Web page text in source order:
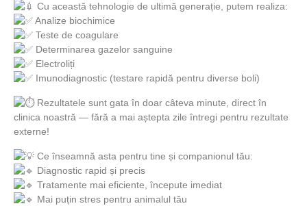
Cu această tehnologie de ultimă generație, putem realiza:
Analize biochimice
Teste de coagulare
Determinarea gazelor sanguine
Electroliți
Imunodiagnostic (testare rapidă pentru diverse boli)
Rezultatele sunt gata în doar câteva minute, direct în
clinica noastră — fără a mai aștepta zile întregi pentru rezultate
externe!
Ce înseamnă asta pentru tine și companionul tău:
Diagnostic rapid și precis
Tratamente mai eficiente, începute imediat
Mai puțin stres pentru animalul tău